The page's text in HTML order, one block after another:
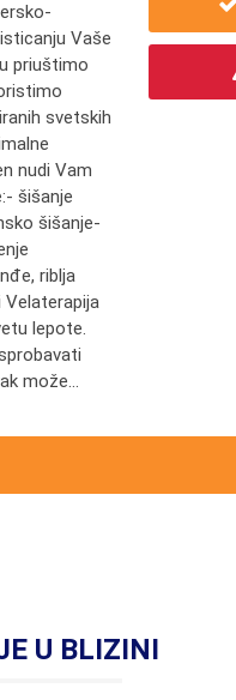
Vaše
priuštimo
svetskih
nudi Vam
šišanje
šišanje-
riblja
Velaterapija
lepote.
može...
U BLIZINI